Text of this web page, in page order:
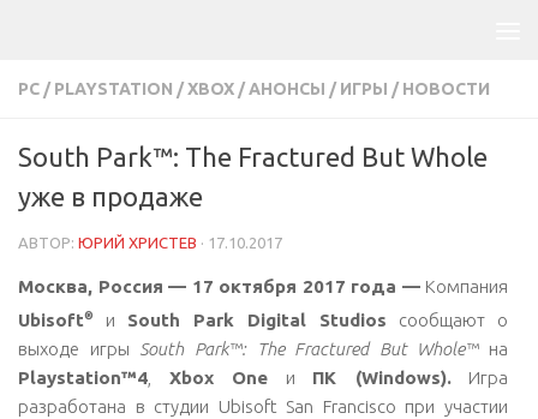
PC / PLAYSTATION /XBOX /АНОНСЫ / ИГРЫ / НОВОСТИ
South Park™: The Fractured But Whole
уже в продаже
АВТОР: ЮРИЙ ХРИСТЕВ · 17.10.2017
Москва, Россия — 17 октября 2017 года — Компания
Ubisoft® и South Park Digital Studios сообщают о
выходе игры South Park™: The Fractured But Whole™на
Playstation™4
Xbox One и ПК (Windows).Игра
разработана в студии Ubisoft San Francisco при участии